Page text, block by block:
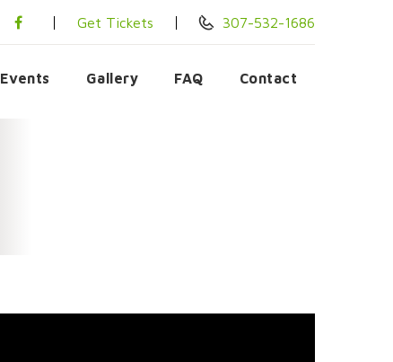
Get Tickets 307-532-1686
Events Gallery FAQ Contact